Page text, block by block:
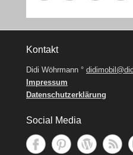
Kontakt
Didi Wöhrmann °
Impressum
Datenschutzerklärung
Social Media